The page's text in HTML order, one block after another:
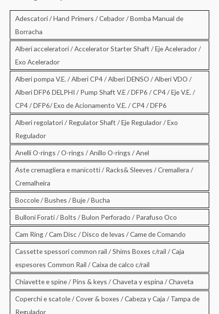
Adescatori / Hand Primers / Cebador / Bomba Manual de
Borracha
Alberi acceleratori / Accelerator Starter Shaft / Eje Acelerador /
Exo Acelerador
Alberi pompa V.E. / Alberi CP4 / Alberi DENSO / Alberi VDO /
Alberi DFP6 DELPHI / Pump Shaft V.E / DFP6 / CP4 / Eje V.E. /
CP4 / DFP6/ Exo de Acionamento V.E. / CP4 / DFP6
Alberi regolatori / Regulator Shaft / Eje Regulador / Exo
Regulador
Anelli O-rings / O-rings / Anillo O-rings / Anel
Aste cremagliera e manicotti / Racks& Sleeves / Cremallera /
Cremalheira
Boccole / Bushes / Buje / Bucha
Bulloni Forati / Bolts / Bulon Perforado / Parafuso Oco
Cam Ring / Cam Disc / Disco de levas / Came de Comando
Cassette spessori common rail / Shims Boxes c/rail / Caja
espesores Common Rail / Caixa de calco c/rail
Chiavette e spine / Pins & keys / Chaveta y espina / Chaveta
Coperchi e scatole / Cover & boxes / Cabeza y Caja / Tampa de
Regulador